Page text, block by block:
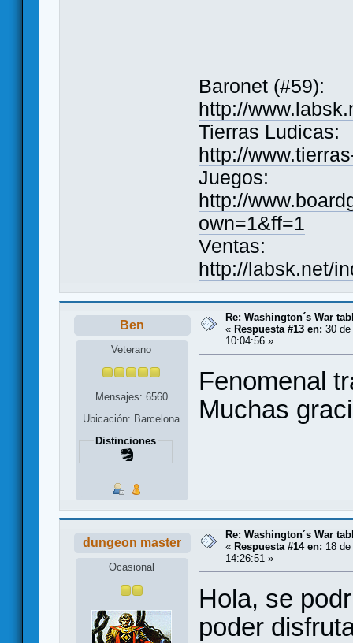
Baronet (#59):
http://
Tierras Ludicas:
http://
Juegos:
http://
own=1&ff=1
Ventas:
http://labsk.net/
Ben
Veterano
Mensajes: 6560
Ubicación: Barcelona
Distinciones
Re: Washington´s War
« Respuesta #13 en: 30 de
10:04:56 »
Fenomenal
Muchas
dungeon master
Ocasional
Re: Washington´s War
« Respuesta #14 en: 18
14:26:51 »
Hola, se
poder